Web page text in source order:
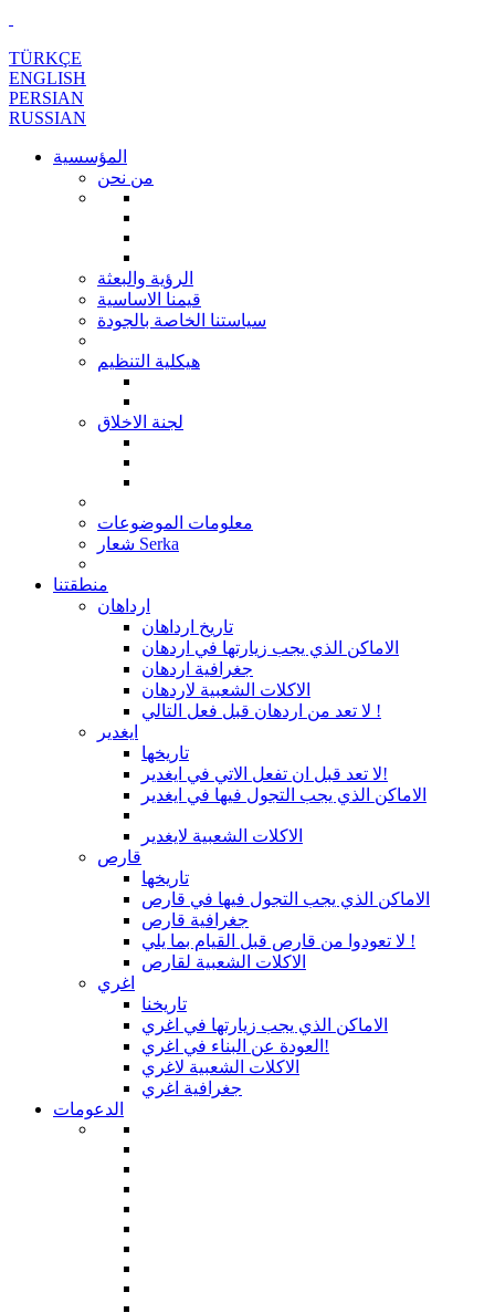
TÜRKÇE
ENGLISH
PERSIAN
RUSSIAN
المؤسسية
من نحن
الرؤية والبعثة
قيمنا الاساسية
سياستنا الخاصة بالجودة
هيكلية التنظيم
لجنة الاخلاق
معلومات الموضوعات
شعار Serka
منطقتنا
ارداهان
تاريخ ارداهان
الاماكن الذي يجب زيارتها في اردهان
جغرافية اردهان
الاكلات الشعبية لاردهان
لا تعد من اردهان قبل فعل التالي !
ايغدير
تاريخها
لا تعد قبل ان تفعل الاتي في ايغدير!
الاماكن الذي يجب التجول فيها في ايغدير
الاكلات الشعبية لايغدير
قارص
تاريخها
الاماكن الذي يجب التجول فيها في قارص
جغرافية قارص
لا تعودوا من قارص قبل القيام بما يلي !
الاكلات الشعبية لقارص
اغري
تاريخنا
الاماكن الذي يجب زيارتها في اغري
العودة عن البناء في اغري!
الاكلات الشعبية لاغري
جغرافية اغري
الدعومات